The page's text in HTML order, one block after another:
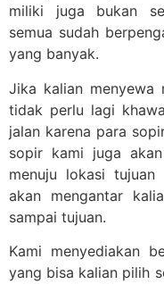
miliki juga bukan
semua sudah
yang banyak.
Jika kalian menyewa
tidak perlu lagi
jalan karena para
sopir kami juga
menuju lokasi
akan mengantar
sampai tujuan.
Kami menyediakan
yang bisa kalian pilih